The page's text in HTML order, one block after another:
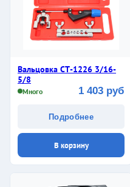
Вальцовка СТ-1226 3/16-
5/8
Много 1 403 руб
Подробнее
В корзину